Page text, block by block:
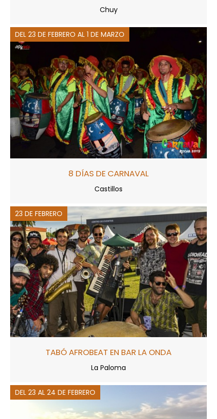
Chuy
DEL 23 DE FEBRERO AL 1 DE MARZO
8 DÍAS DE CARNAVAL
Castillos
23 DE FEBRERO
TABÓ AFROBEAT EN BAR LA ONDA
La Paloma
DEL 23 AL 24 DE FEBRERO